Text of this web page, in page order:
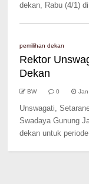
dekan, Rabu (4/1)
pemilihan dekan
Rektor
Dekan
BW 0
Unswagati,
Swadaya Gunung
dekan untuk